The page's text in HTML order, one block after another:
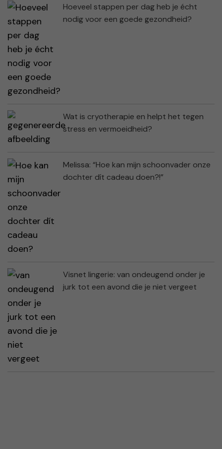
Hoeveel stappen per dag heb je écht
nodig voor een goede gezondheid?
Wat is cryotherapie en helpt het tegen
stress en vermoeidheid?
Melissa: “Hoe kan mijn schoonvader onze
dochter dít cadeau doen?!”
Visnet lingerie: van ondeugend onder je
jurk tot een avond die je niet vergeet